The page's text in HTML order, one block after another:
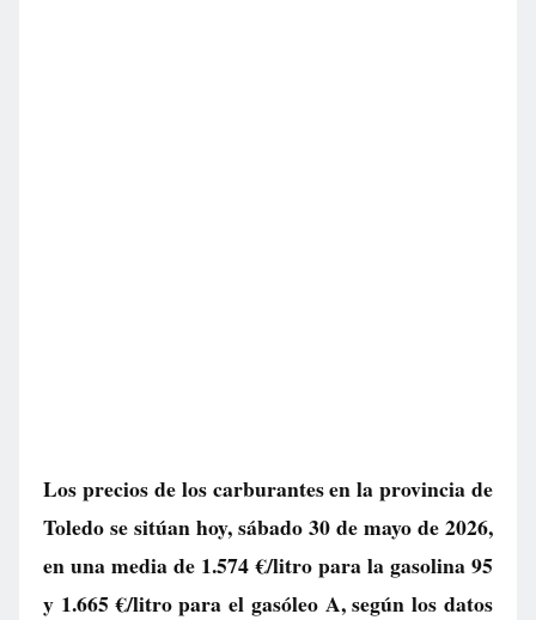
Los precios de los carburantes en la provincia de
Toledo se sitúan hoy, sábado 30 de mayo de 2026,
en una media de 1.574 €/litropara la gasolina 95
y 1.665 €/litropara el gasóleo A, según los datos